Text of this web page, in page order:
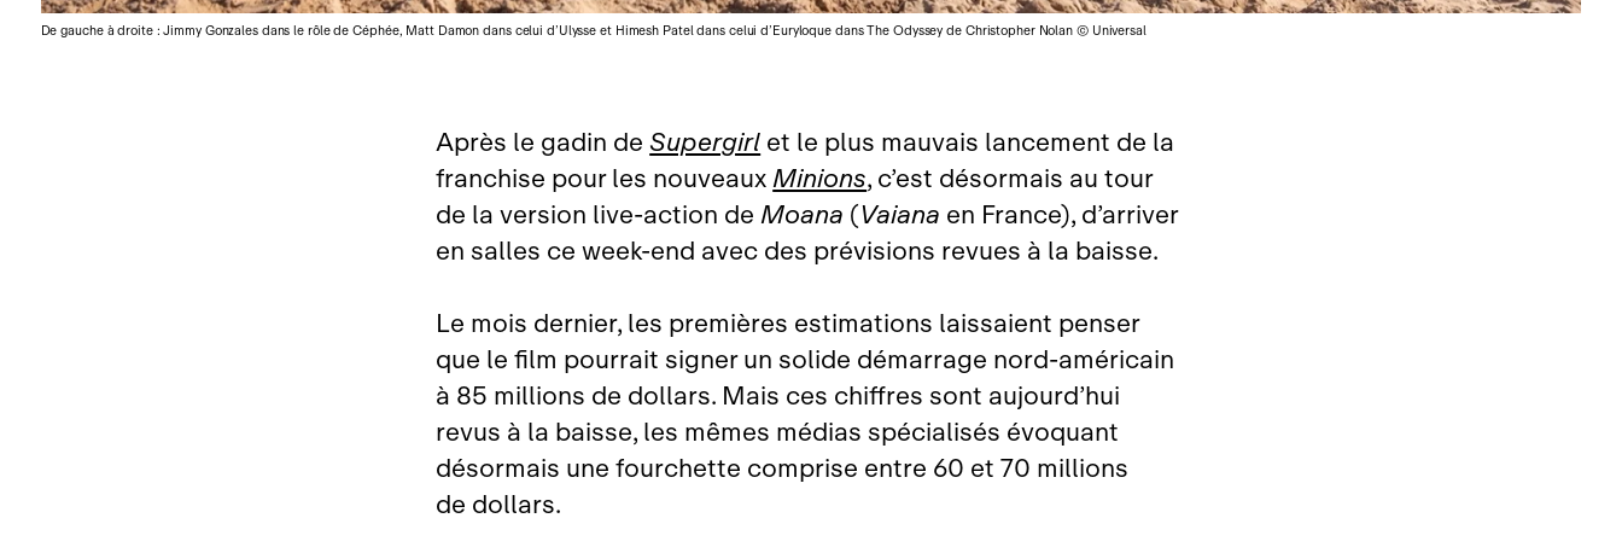
De gauche à droite : Jimmy Gonzales dans le rôle de Céphée, Matt Damon dans celui d’Ulysse et Himesh Patel dans celui d’Euryloque dans The Odyssey de Christopher Nolan © Universal
Après le gadin de Supergirlet le plus mauvais lancement de la
franchise pour les nouveauxMinions, c’est désormais au tour
de la version live‑action deMoana (Vaiana en France), d’arriver
en salles ce week‑end avec des prévisions revues à la baisse.
Le mois dernier, les premières estimations laissaient penser
que le film pourrait signer un solide démarrage nord‑américain
à 85 millions de dollars. Mais ces chiffres sont aujourd’hui
revus à la baisse, les mêmes médias spécialisés évoquant
désormais une fourchette comprise entre 60 et 70 millions
de dollars.